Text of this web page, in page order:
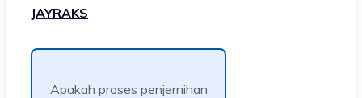
JAYRAKS
Apakah proses penjernihan